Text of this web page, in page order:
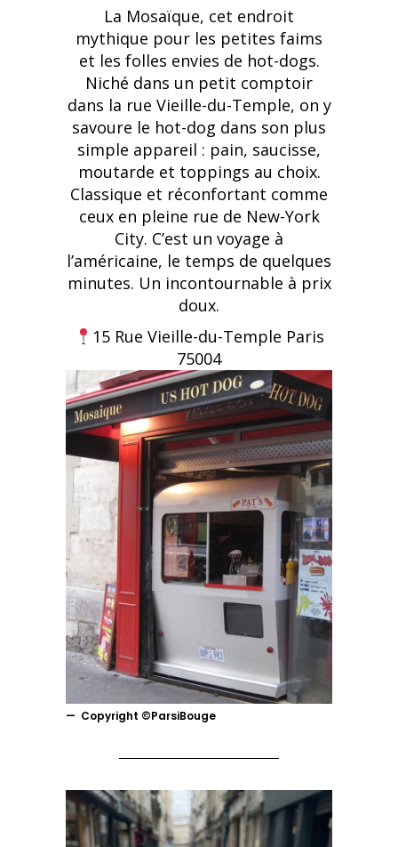
La Mosaïque, cet endroit
mythique pour les petites faims
et les folles envies de hot-dogs.
Niché dans un petit comptoir
dans la rue Vieille-du-Temple, on y
savoure le hot-dog dans son plus
simple appareil : pain, saucisse,
moutarde et toppings au choix.
Classique et réconfortant comme
ceux en pleine rue de New-York
City. C’est un voyage à
l’américaine, le temps de quelques
minutes. Un incontournable à prix
doux.
15 Rue Vieille-du-Temple Paris
75004
Copyright ©ParsiBouge